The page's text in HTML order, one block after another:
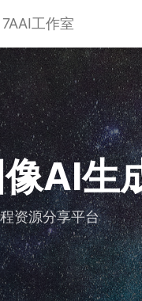
7AAI工作室
像AI生
资源分享平台